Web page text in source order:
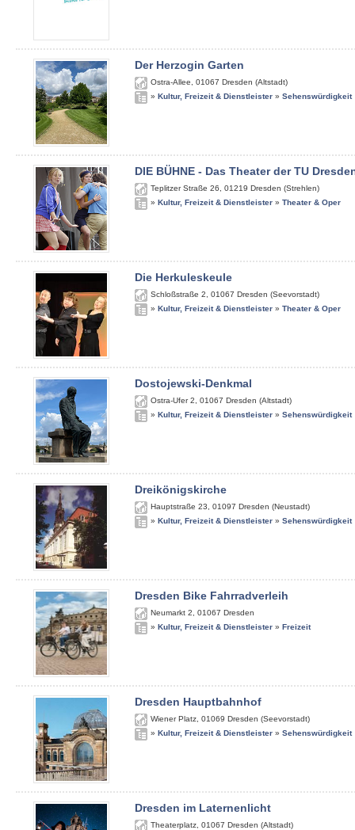
Der Herzogin Garten
Ostra-Allee 01067 Dresden (Altstadt)
» Kultur, Freizeit & Dienstleister » Sehenswürdigkeit
DIE BÜHNE - Das Theater der TU
Teplitzer Straße 26 01219 Dresden (Strehlen)
» Kultur, Freizeit & Dienstleister » Theater & Oper
Die Herkuleskeule
Schloßstraße 2 01067 Dresden (Seevorstadt)
» Kultur, Freizeit & Dienstleister » Theater & Oper
Dostojewski-Denkmal
Ostra-Ufer 2 01067 Dresden (Altstadt)
» Kultur, Freizeit & Dienstleister » Sehenswürdigkeit
Dreikönigskirche
Hauptstraße 23 01097 Dresden (Neustadt)
» Kultur, Freizeit & Dienstleister » Sehenswürdigkeit
Dresden Bike Fahrradverleih
Neumarkt 2 01067 Dresden
» Kultur, Freizeit & Dienstleister » Freizeit
Dresden Hauptbahnhof
Wiener Platz 01069 Dresden (Seevorstadt)
» Kultur, Freizeit & Dienstleister » Sehenswürdigkeit
Dresden im Laternenlicht
Theaterplatz 01067 Dresden (Altstadt)